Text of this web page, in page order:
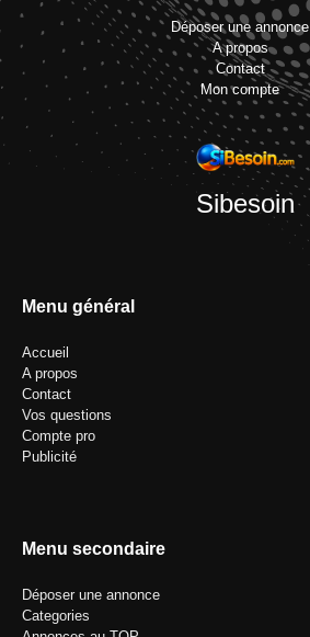
Déposer une annonce
A propos
Contact
Mon compte
Sibesoin
Menu général
Accueil
A propos
Contact
Vos questions
Compte pro
Publicité
Menu secondaire
Déposer une annonce
Categories